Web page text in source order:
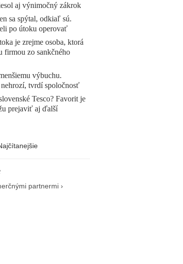
aj výnimočný zákrok
sa spýtal, odkiaľ sú.
po útoku operovať
je zrejme osoba, ktorá
firmou zo sankčného
výbuchu.
tvrdí spoločnosť
Tesco? Favorit je
prejaviť aj ďalší
partnermi ›